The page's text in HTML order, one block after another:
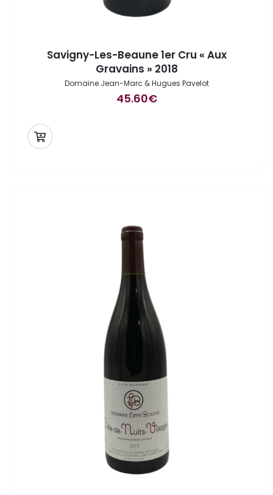
Savigny-Les-Beaune 1er Cru « Aux
Gravains » 2018
Domaine Jean-Marc & Hugues Pavelot
45.60€